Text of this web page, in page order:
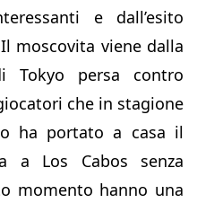
e dall’esito
moscovita viene dalla
Tokyo persa contro
che in stagione
ha portato a casa il
a Los Cabos senza
momento hanno una